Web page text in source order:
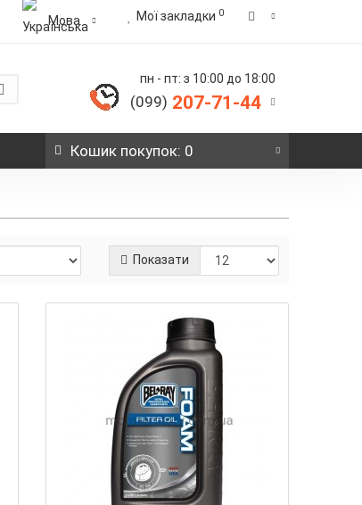
Мова Мої закладки 0
пн - пт: з 10:00 до 18:00
(099) 207-71-44
Кошик покупок: 0
Показати